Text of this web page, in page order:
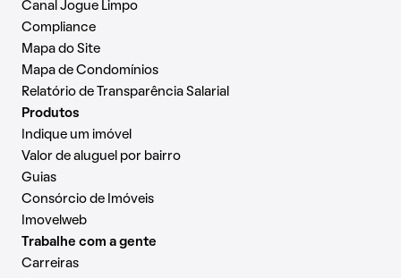
Canal Jogue Limpo
Compliance
Mapa do Site
Mapa de Condomínios
Relatório de Transparência Salarial
Produtos
Indique um imóvel
Valor de aluguel por bairro
Guias
Consórcio de Imóveis
Imovelweb
Trabalhe com a gente
Carreiras